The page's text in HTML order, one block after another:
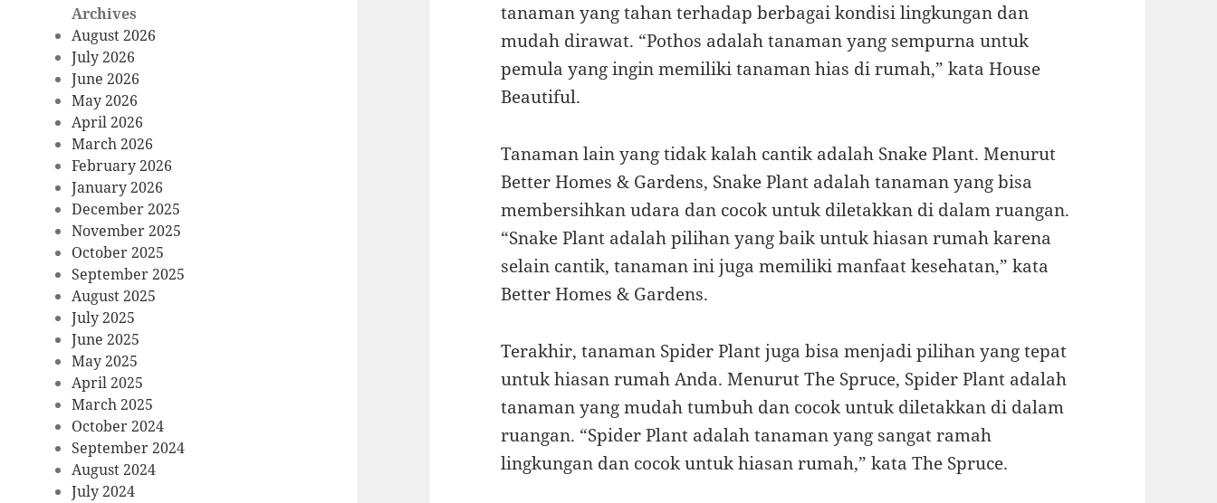
Archives
August 2026
July 2026
June 2026
May 2026
April 2026
March 2026
February 2026
January 2026
December 2025
November 2025
October 2025
September 2025
August 2025
July 2025
June 2025
May 2025
April 2025
March 2025
October 2024
September 2024
August 2024
July 2024
tanaman yang tahan terhadap berbagai kondisi lingkungan dan
mudah dirawat. “Pothos adalah tanaman yang sempurna untuk
pemula yang ingin memiliki tanaman hias di rumah,” kata House
Beautiful.
Tanaman lain yang tidak kalah cantik adalah Snake Plant. Menurut
Better Homes & Gardens, Snake Plant adalah tanaman yang bisa
membersihkan udara dan cocok untuk diletakkan di dalam ruangan.
“Snake Plant adalah pilihan yang baik untuk hiasan rumah karena
selain cantik, tanaman ini juga memiliki manfaat kesehatan,” kata
Better Homes & Gardens.
Terakhir, tanaman Spider Plant juga bisa menjadi pilihan yang tepat
untuk hiasan rumah Anda. Menurut The Spruce, Spider Plant adalah
tanaman yang mudah tumbuh dan cocok untuk diletakkan di dalam
ruangan. “Spider Plant adalah tanaman yang sangat ramah
lingkungan dan cocok untuk hiasan rumah,” kata The Spruce.